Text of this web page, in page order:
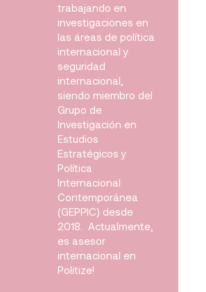
trabajando en
investigaciones en
las áreas de política
internacional y
seguridad
internacional,
siendo miembro del
Grupo de
Investigación en
Estudios
Estratégicos y
Política
Internacional
Contemporánea
(GEPPIC) desde
2018. Actualmente,
es asesor
internacional en
Politize!